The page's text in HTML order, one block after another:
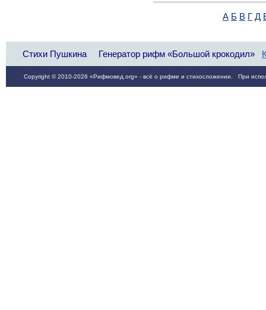
А Б В Г Д
Стихи Пушкина Генератор рифм «Большой крокодил»
Copyright © 2010-2026 «Рифмовед.org» - всё о рифме и стихосложении. При